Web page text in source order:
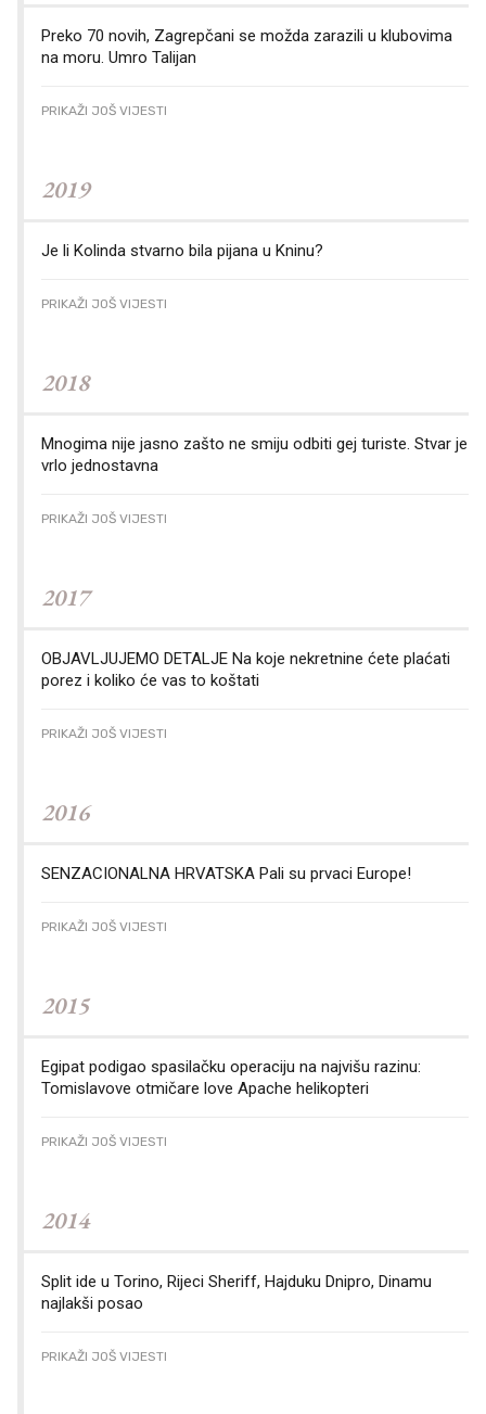
Preko 70 novih, Zagrepčani se možda zarazili u klubovima
na moru. Umro Talijan
PRIKAŽI JOŠ VIJESTI
2019
Je li Kolinda stvarno bila pijana u Kninu?
PRIKAŽI JOŠ VIJESTI
2018
Mnogima nije jasno zašto ne smiju odbiti gej turiste. Stvar je
vrlo jednostavna
PRIKAŽI JOŠ VIJESTI
2017
OBJAVLJUJEMO DETALJE Na koje nekretnine ćete plaćati
porez i koliko će vas to koštati
PRIKAŽI JOŠ VIJESTI
2016
SENZACIONALNA HRVATSKA Pali su prvaci Europe!
PRIKAŽI JOŠ VIJESTI
2015
Egipat podigao spasilačku operaciju na najvišu razinu:
Tomislavove otmičare love Apache helikopteri
PRIKAŽI JOŠ VIJESTI
2014
Split ide u Torino, Rijeci Sheriff, Hajduku Dnipro, Dinamu
najlakši posao
PRIKAŽI JOŠ VIJESTI